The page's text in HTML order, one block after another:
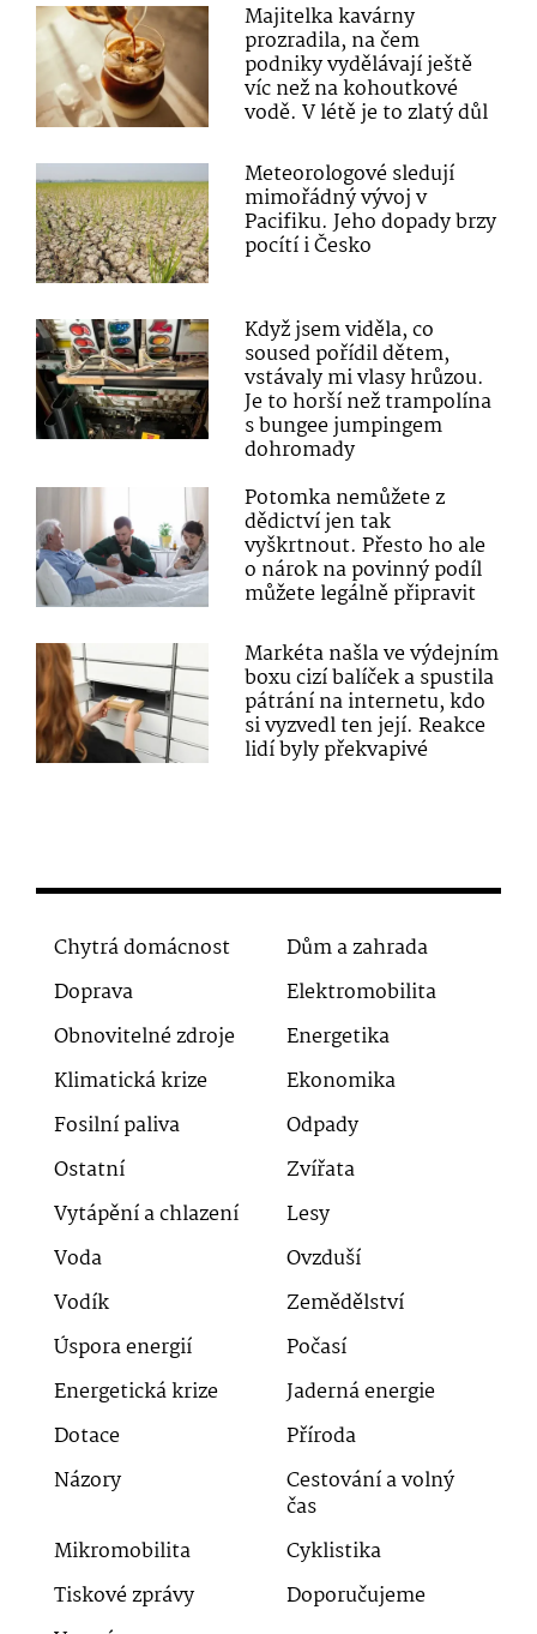
Majitelka kavárny
prozradila, na čem
podniky vydělávají ještě
víc než na kohoutkové
vodě. V létě je to zlatý důl
Meteorologové sledují
mimořádný vývoj v
Pacifiku. Jeho dopady brzy
pocítí i Česko
Když jsem viděla, co
soused pořídil dětem,
vstávaly mi vlasy hrůzou.
Je to horší než trampolína
s bungee jumpingem
dohromady
Potomka nemůžete z
dědictví jen tak
vyškrtnout. Přesto ho ale
o nárok na povinný podíl
můžete legálně připravit
Markéta našla ve výdejním
boxu cizí balíček a spustila
pátrání na internetu, kdo
si vyzvedl ten její. Reakce
lidí byly překvapivé
Chytrá domácnost
Dům a zahrada
Doprava
Elektromobilita
Obnovitelné zdroje
Energetika
Klimatická krize
Ekonomika
Fosilní paliva
Odpady
Ostatní
Zvířata
Vytápění a chlazení
Lesy
Voda
Ovzduší
Vodík
Zemědělství
Úspora energií
Počasí
Energetická krize
Jaderná energie
Dotace
Příroda
Názory
Cestování a volný
čas
Mikromobilita
Cyklistika
Tiskové zprávy
Doporučujeme